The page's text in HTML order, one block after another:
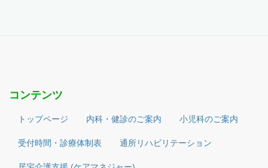
コンテンツ
トップページ 内科・健診のご案内 小児科のご案内
受付時間・診療体制表 通所リハビリテーション